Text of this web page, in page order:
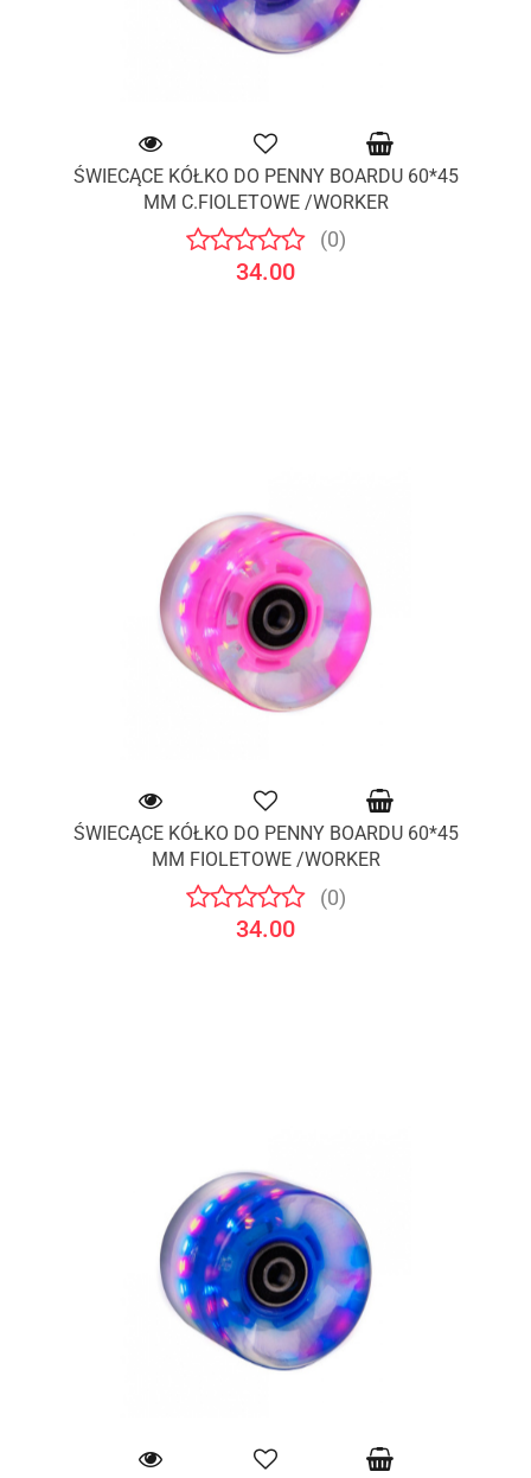
ŚWIECĄCE KÓŁKO DO PENNY BOARDU 60*45
MM C.FIOLETOWE /WORKER
(0)
34.00
ŚWIECĄCE KÓŁKO DO PENNY BOARDU 60*45
MM FIOLETOWE /WORKER
(0)
34.00